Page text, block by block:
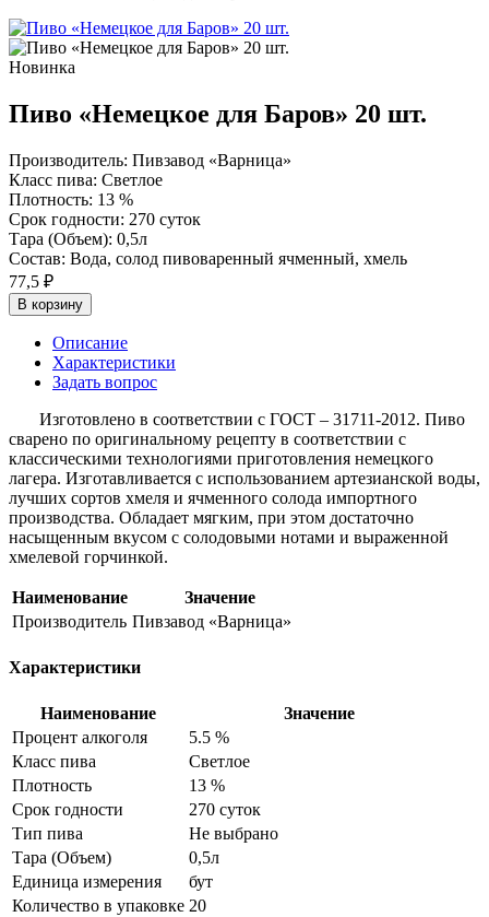
Новинка
Пиво «Немецкое для Баров» 20 шт.
Производитель: Пивзавод «Варница»
Класс пива: Светлое
Плотность: 13 %
Срок годности: 270 суток
Тара (Объем): 0,5л
Состав: Вода, солод пивоваренный ячменный, хмель
77,5 ₽
В корзину
Описание
Характеристики
Задать вопрос
Изготовлено в соответствии с ГОСТ – 31711-2012. Пиво
сварено по оригинальному рецепту в соответствии с
классическими технологиями приготовления немецкого
лагера. Изготавливается с использованием артезианской воды,
лучших сортов хмеля и ячменного солода импортного
производства. Обладает мягким, при этом достаточно
насыщенным вкусом с солодовыми нотами и выраженной
хмелевой горчинкой.
Наименование
Значение
Производитель Пивзавод «Варница»
Характеристики
Наименование
Значение
Процент алкоголя
5.5 %
Класс пива
Светлое
Плотность
13 %
Срок годности
270 суток
Тип пива
Не выбрано
Тара (Объем)
0,5л
Единица измерения
бут
Количество в упаковке 20